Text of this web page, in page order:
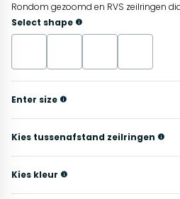
Rondom gezoomd en RVS zeilringen
Select shape
Enter size
Kies tussenafstand zeilringen
Kies kleur